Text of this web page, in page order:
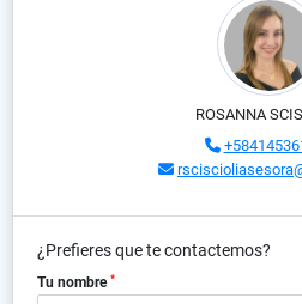
ROSANNA
¿Prefieres que te contactemos?
Tu nombre *